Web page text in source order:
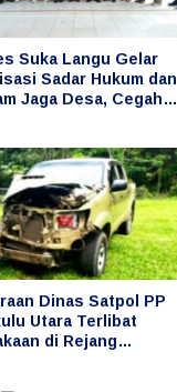
Suka Langu Gelar
Sadar Hukum dan
Jaga Desa, Cegah
Dinas Satpol PP
Utara Terlibat
di Rejang